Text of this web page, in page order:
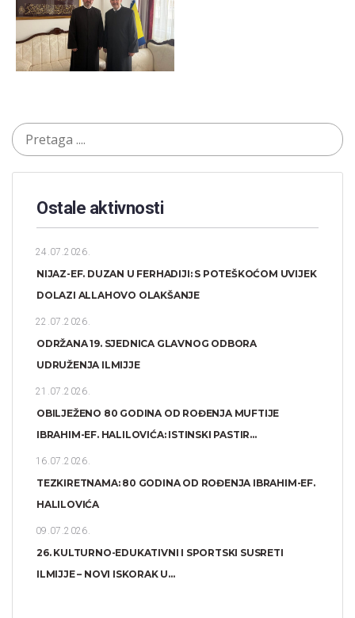
Ostale aktivnosti
24.07.2026.
NIJAZ-EF. DUZAN U FERHADIJI: S POTEŠKOĆOM UVIJEK
DOLAZI ALLAHOVO OLAKŠANJE
22.07.2026.
ODRŽANA 19. SJEDNICA GLAVNOG ODBORA
UDRUŽENJA ILMIJJE
21.07.2026.
OBILJEŽENO 80 GODINA OD ROĐENJA MUFTIJE
IBRAHIM-EF. HALILOVIĆA: ISTINSKI PASTIR...
16.07.2026.
TEZKIRETNAMA: 80 GODINA OD ROĐENJA IBRAHIM-EF.
HALILOVIĆA
09.07.2026.
26. KULTURNO-EDUKATIVNI I SPORTSKI SUSRETI
ILMIJJE – NOVI ISKORAK U...